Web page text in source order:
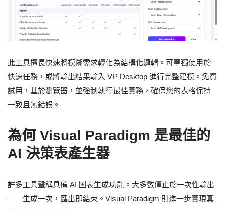
此工具擅長快速將模糊需求轉化為結構化邏輯。可單獨使用於
快速任務，或將輸出結果輸入 VP Desktop 進行完整建模。免費
試用，基於瀏覽器，並強制執行最佳實務，確保您的表格保持
一致且無錯誤。
為何 Visual Paradigm 是最佳的
AI 決策表產生器
許多工具聲稱具備 AI 圖表生成功能。大多數僅止於一次性輸出
——生成一次，匯出即結束。Visual Paradigm 則進一步實現真